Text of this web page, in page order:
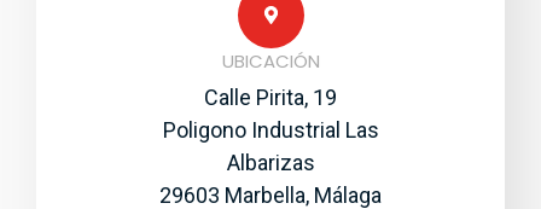
UBICACIÓN
Calle Pirita, 19
Poligono Industrial Las
Albarizas
29603 Marbella, Málaga